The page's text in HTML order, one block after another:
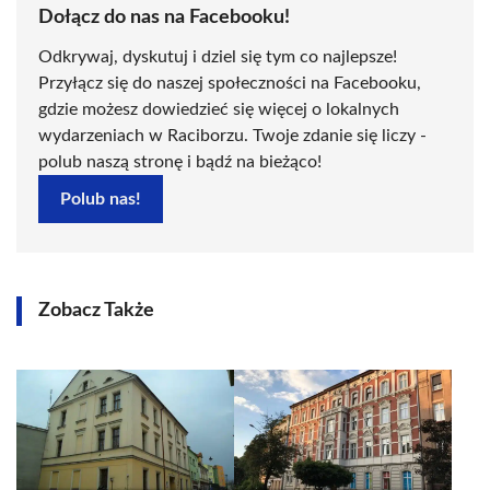
Dołącz do nas na Facebooku!
Odkrywaj, dyskutuj i dziel się tym co najlepsze!
Przyłącz się do naszej społeczności na Facebooku,
gdzie możesz dowiedzieć się więcej o lokalnych
wydarzeniach w Raciborzu. Twoje zdanie się liczy -
polub naszą stronę i bądź na bieżąco!
Polub nas!
Zobacz Także